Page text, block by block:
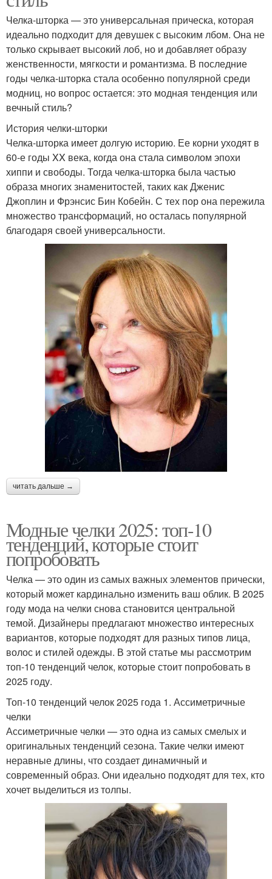
Челка-шторка — это универсальная прическа, которая
идеально подходит для девушек с высоким лбом. Она не
только скрывает высокий лоб, но и добавляет образу
женственности, мягкости и романтизма. В последние
годы челка-шторка стала особенно популярной среди
модниц, но вопрос остается: это модная тенденция или
вечный стиль?
История челки-шторки
Челка-шторка имеет долгую историю. Ее корни уходят в
60-е годы XX века, когда она стала символом эпохи
хиппи и свободы. Тогда челка-шторка была частью
образа многих знаменитостей, таких как Дженис
Джоплин и Фрэнсис Бин Кобейн. С тех пор она пережила
множество трансформаций, но осталась популярной
благодаря своей универсальности.
читать дальше →
Модные челки 2025: топ-10
тенденций, которые стоит
попробовать
Челка — это один из самых важных элементов прически,
который может кардинально изменить ваш облик. В 2025
году мода на челки снова становится центральной
темой. Дизайнеры предлагают множество интересных
вариантов, которые подходят для разных типов лица,
волос и стилей одежды. В этой статье мы рассмотрим
топ-10 тенденций челок, которые стоит попробовать в
2025 году.
Топ-10 тенденций челок 2025 года 1. Ассиметричные
челки
Ассиметричные челки — это одна из самых смелых и
оригинальных тенденций сезона. Такие челки имеют
неравные длины, что создает динамичный и
современный образ. Они идеально подходят для тех, кто
хочет выделиться из толпы.